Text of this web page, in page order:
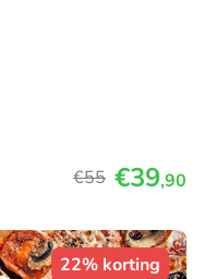
€55 €39,90
22% korting